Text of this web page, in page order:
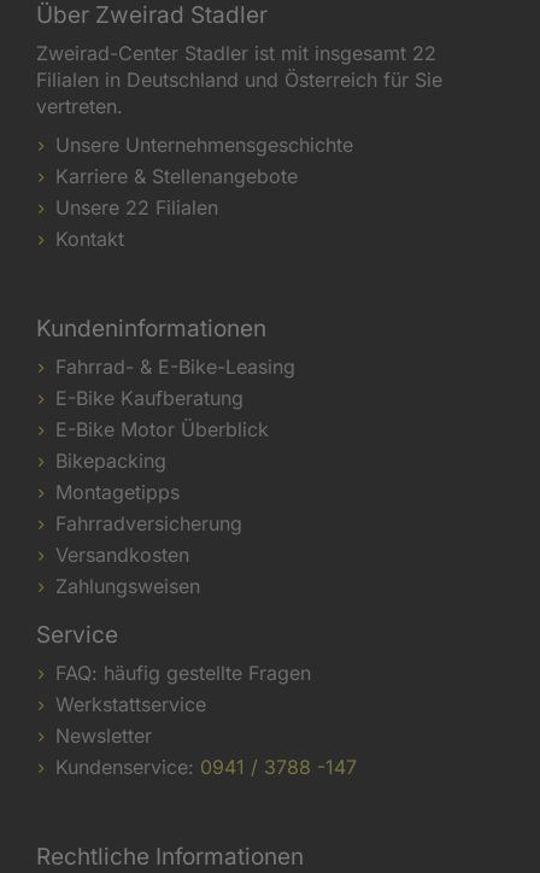
Über Zweirad Stadler
Zweirad-Center Stadler ist mit insgesamt 22
Filialen in Deutschland und Österreich für Sie
vertreten.
Unsere Unternehmensgeschichte
Karriere & Stellenangebote
Unsere 22 Filialen
Kontakt
Kundeninformationen
Fahrrad- & E-Bike-Leasing
E-Bike Kaufberatung
E-Bike Motor Überblick
Bikepacking
Montagetipps
Fahrradversicherung
Versandkosten
Zahlungsweisen
Service
FAQ: häufig gestellte Fragen
Werkstattservice
Newsletter
Kundenservice: 0941 / 3788 -147
Rechtliche Informationen